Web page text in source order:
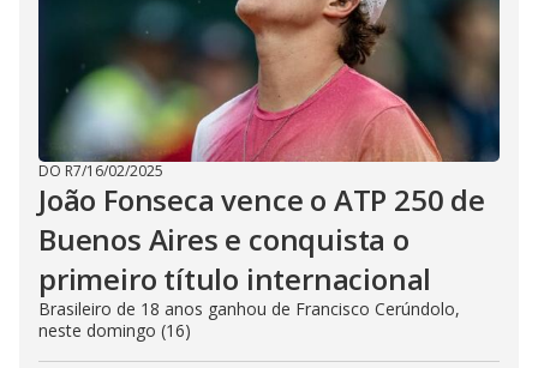
DO R7/16/02/2025
João Fonseca vence o ATP 250 de
Buenos Aires e conquista o
primeiro título internacional
Brasileiro de 18 anos ganhou de Francisco Cerúndolo,
neste domingo (16)